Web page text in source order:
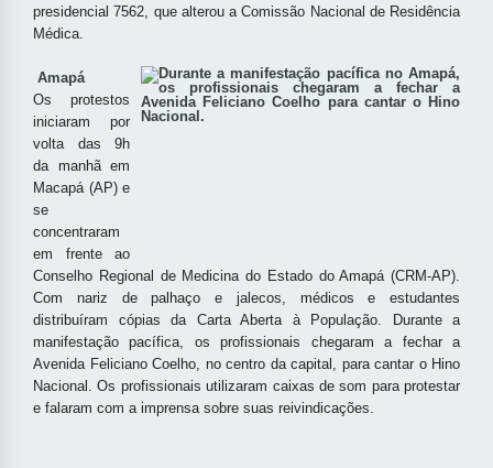
presidencial 7562, que alterou a Comissão Nacional de Residência
Médica.
Amapá
Os protestos
iniciaram por
volta das 9h
da manhã em
Macapá (AP) e
se
concentraram
em frente ao
Conselho Regional de Medicina do Estado do Amapá (CRM-AP).
Com nariz de palhaço e jalecos, médicos e estudantes
distribuíram cópias da Carta Aberta à População. Durante a
manifestação pacífica, os profissionais chegaram a fechar a
Avenida Feliciano Coelho, no centro da capital, para cantar o Hino
Nacional.Os profissionais utilizaram caixas de som para protestar
e falaram com a imprensa sobre suas reivindicações.